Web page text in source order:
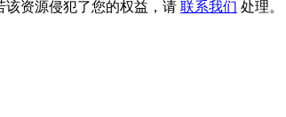
资源侵犯了您的权益，请 联系我们 处理。